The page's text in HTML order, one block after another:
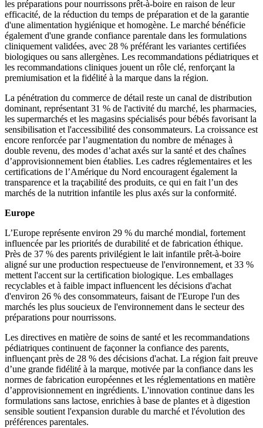
les préparations pour nourrissons prêt-à-boire en raison de leur
efficacité, de la réduction du temps de préparation et de la garantie
d'une alimentation hygiénique et homogène. Le marché bénéficie
également d'une grande confiance parentale dans les formulations
cliniquement validées, avec 28 % préférant les variantes certifiées
biologiques ou sans allergènes. Les recommandations pédiatriques et
les recommandations cliniques jouent un rôle clé, renforçant la
premiumisation et la fidélité à la marque dans la région.
La pénétration du commerce de détail reste un canal de distribution
dominant, représentant 31 % de l'activité du marché, les pharmacies,
les supermarchés et les magasins spécialisés pour bébés favorisant la
sensibilisation et l'accessibilité des consommateurs. La croissance est
encore renforcée par l’augmentation du nombre de ménages à
double revenu, des modes d’achat axés sur la santé et des chaînes
d’approvisionnement bien établies. Les cadres réglementaires et les
certifications de l’Amérique du Nord encouragent également la
transparence et la traçabilité des produits, ce qui en fait l’un des
marchés de la nutrition infantile les plus axés sur la conformité.
Europe
L’Europe représente environ 29 % du marché mondial, fortement
influencée par les priorités de durabilité et de fabrication éthique.
Près de 37 % des parents privilégient le lait infantile prêt-à-boire
aligné sur une production respectueuse de l'environnement, et 33 %
mettent l'accent sur la certification biologique. Les emballages
recyclables et à faible impact influencent les décisions d'achat
d'environ 26 % des consommateurs, faisant de l'Europe l'un des
marchés les plus soucieux de l'environnement dans le secteur des
préparations pour nourrissons.
Les directives en matière de soins de santé et les recommandations
pédiatriques continuent de façonner la confiance des parents,
influençant près de 28 % des décisions d'achat. La région fait preuve
d’une grande fidélité à la marque, motivée par la confiance dans les
normes de fabrication européennes et les réglementations en matière
d’approvisionnement en ingrédients. L'innovation continue dans les
formulations sans lactose, enrichies à base de plantes et à digestion
sensible soutient l'expansion durable du marché et l'évolution des
préférences parentales.